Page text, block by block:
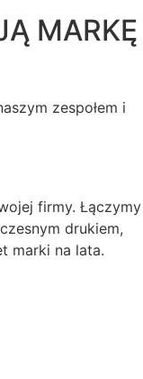
MARKĘ
zespołem i
firmy. Łączymy
drukiem,
marki na lata.